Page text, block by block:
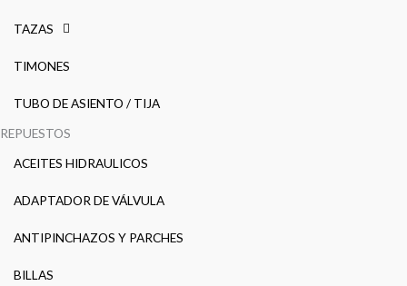
TAZAS
TIMONES
TUBO DE ASIENTO / TIJA
REPUESTOS
ACEITES HIDRAULICOS
ADAPTADOR DE VÁLVULA
ANTIPINCHAZOS Y PARCHES
BILLAS